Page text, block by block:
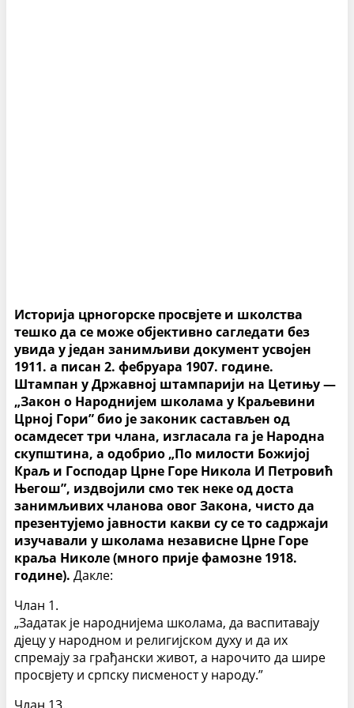
Историја црногорске просвјете и школства
тешко да се може објективно сагледати без
увида у један занимљиви документ усвојен
1911. а писан 2. фебруара 1907. године.
Штампан у Државној штампарији на Цетињу —
„Закон о Народнијем школама у Краљевини
Црној Гори” био је законик састављен од
осамдесет три члана, изгласала га је Народна
скупштина, а одобрио „По милости Божијој
Краљ и Господар Црне Горе Никола И Петровић
Његош”, издвојили смо тек неке од доста
занимљивих чланова овог Закона, чисто да
презентујемо јавности какви су се то садржаји
изучавали у школама независне Црне Горе
краља Николе (много прије фамозне 1918.
године). Дакле:
Члан 1.
„Задатак је народнијема школама, да васпитавају
дјецу у народном и религијском духу и да их
спремају за грађански живот, а нарочито да шире
просвјету и српску писменост у народу.”